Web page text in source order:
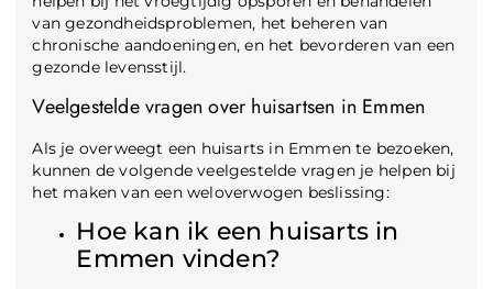
van gezondheidsproblemen, het beheren van
chronische aandoeningen, en het bevorderen van een
gezonde levensstijl.
Veelgestelde vragen over huisartsen in Emmen
Als je overweegt een huisarts in Emmen te bezoeken,
kunnen de volgende veelgestelde vragen je helpen bij
het maken van een weloverwogen beslissing:
Hoe kan ik een huisarts in
Emmen vinden?